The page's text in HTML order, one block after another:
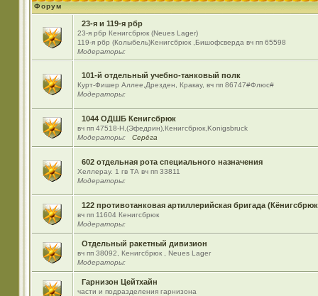
Форум
23-я и 119-я рбр
23-я рбр Кенигсбрюк (Neues Lager)
119-я рбр (Колыбель)Кенигсбрюк ,Бишофсверда вч пп 65598
Модераторы:
101-й отдельный учебно-танковый полк
Курт-Фишер Аллее,Дрезден, Кракау, вч пп 86747#Флюс#
Модераторы:
1044 ОДШБ Кенигсбрюк
вч пп 47518-Н,(Эфедрин),Кенигсбрюк,Konigsbruck
Модераторы:
Серёга
602 отдельная рота специального назначения
Хеллерау. 1 гв ТА вч пп 33811
Модераторы:
122 противотанковая артиллерийская бригада
вч пп 11604 Кенигсбрюк
Модераторы:
Отдельный ракетный дивизион
вч пп 38092, Кенигсбрюк , Neues Lager
Модераторы:
Гарнизон Цейтхайн
части и подразделения гарнизона